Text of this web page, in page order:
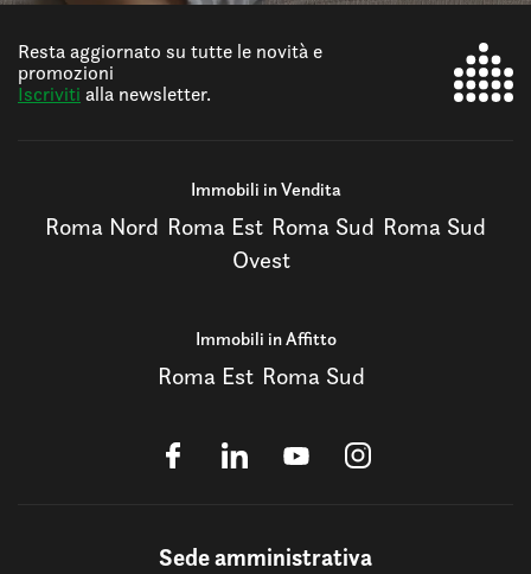
Resta aggiornato su tutte le novità e
promozioni
Iscriviti alla newsletter.
Immobili in Vendita
Roma Nord Roma Est Roma Sud Roma Sud
Ovest
Immobili in Affitto
Roma Est Roma Sud
Sede amministrativa